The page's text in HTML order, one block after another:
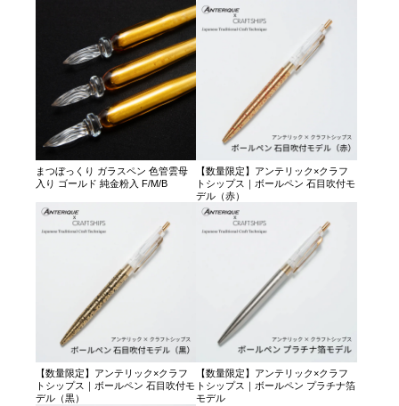
まつぼっくり ガラスペン 色管雲母
入り ゴールド 純金粉入 F/M/B
【数量限定】アンテリック×クラフ
トシップス｜ボールペン 石目吹付モ
デル（赤）
【数量限定】アンテリック×クラフ
トシップス｜ボールペン 石目吹付モ
デル（黒）
【数量限定】アンテリック×クラフ
トシップス｜ボールペン プラチナ箔
モデル